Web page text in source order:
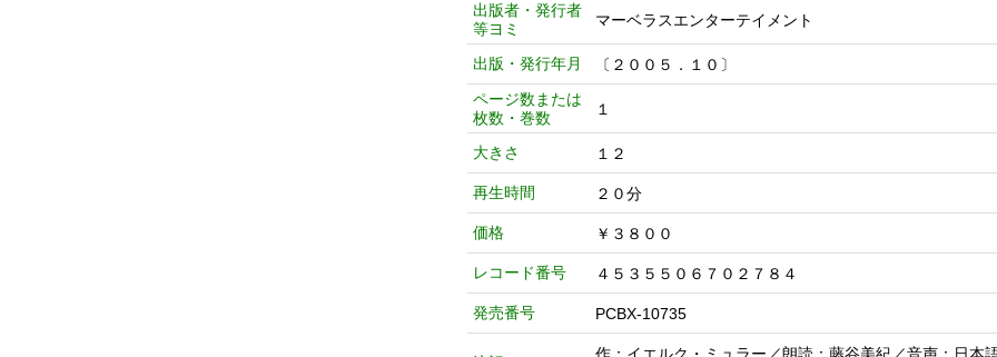
出版者・発行者
等ヨミ
マーベラスエンターテイメント
出版・発行年月
〔２００５．１０〕
ページ数または
枚数・巻数
１
大きさ １２
再生時間 ２０分
価格 ￥３８００
レコード番号 ４５３５５０６７０２７８４
発売番号 PCBX-10735